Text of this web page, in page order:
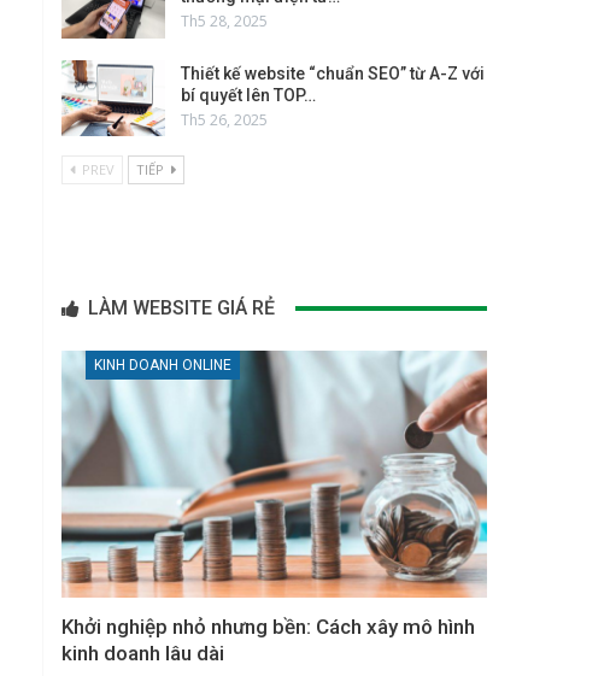
Th5 28, 2025
Thiết kế website “chuẩn SEO” từ A-Z với
bí quyết lên TOP…
Th5 26, 2025
PREV TIẾP
LÀM WEBSITE GIÁ RẺ
KINH DOANH ONLINE
Khởi nghiệp nhỏ nhưng bền: Cách xây mô hình
kinh doanh lâu dài